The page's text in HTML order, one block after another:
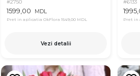
#2750
1599,00 MDL
Pret in aplicatia OkFlora 1549,00 MDL
Vezi detalii
#6133
Pret in